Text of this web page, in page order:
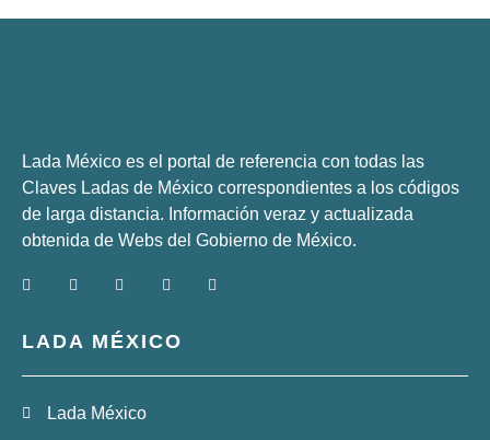
Lada México es el portal de referencia con todas las
Claves Ladas de México correspondientes a los códigos
de larga distancia. Información veraz y actualizada
obtenida de Webs del Gobierno de México.
LADA MÉXICO
Lada México